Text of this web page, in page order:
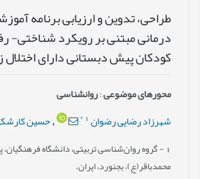
طراحی، تدوین و ارزیابی برنامه
درمانی مبتنی بر رویکرد شناختی-
کودکان پیش دبستانی دارای اختلال
محورهای موضوعی:روانشناسی
شهرزاد رضایی رضوان *
,حسین
- گروه روان‌شناسی تربیتی، دانشگاه فرهنگیان،
محمدباقر(ع)، بجنورد، ایران.